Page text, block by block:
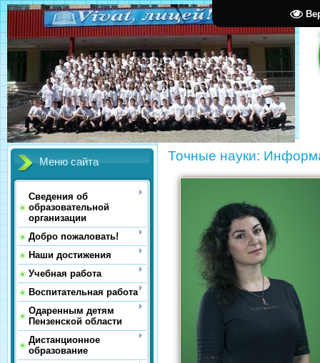
Меню сайта
Сведения об
образовательной
организации
Добро пожаловать!
Наши достижения
Учебная работа
Воспитательная работа
Одаренным детям
Пензенской области
Дистанционное
образование
Точные науки: